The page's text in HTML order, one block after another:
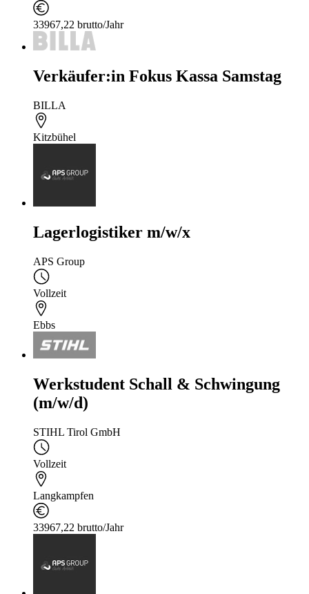
33967,22 brutto/Jahr
Verkäufer:in Fokus Kassa Samstag
BILLA
Kitzbühel
Lagerlogistiker m/w/x
APS Group
Vollzeit
Ebbs
Werkstudent Schall & Schwingung
(m/w/d)
STIHL Tirol GmbH
Vollzeit
Langkampfen
33967,22 brutto/Jahr